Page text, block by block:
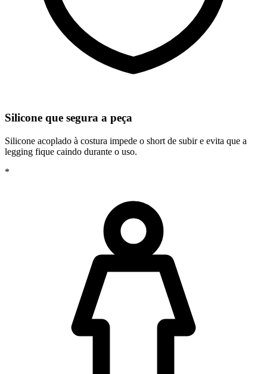
Silicone que segura a peça
Silicone acoplado à costura impede o short de subir e evita que a
legging fique caindo durante o uso.
*